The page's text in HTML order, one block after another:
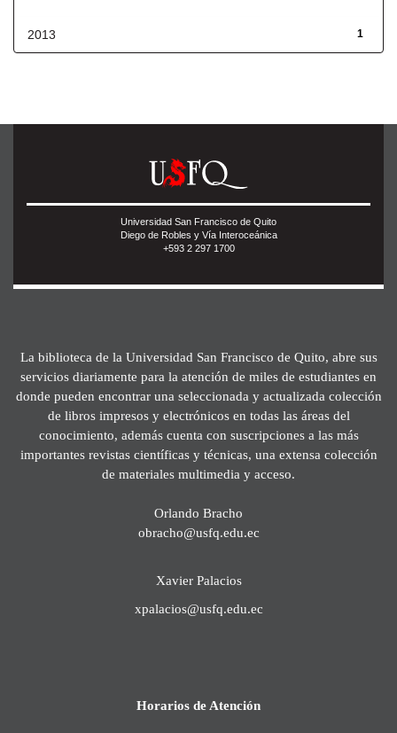
1
2013
Universidad San Francisco de Quito
Diego de Robles y Vía Interoceánica
+593 2 297 1700
La biblioteca de la Universidad San Francisco de Quito, abre sus
servicios diariamente para la atención de miles de estudiantes en
donde pueden encontrar una seleccionada y actualizada colección
de libros impresos y electrónicos en todas las áreas del
conocimiento, además cuenta con suscripciones a las más
importantes revistas científicas y técnicas, una extensa colección
de materiales multimedia y acceso.
Orlando Bracho
obracho@usfq.edu.ec
Xavier Palacios
xpalacios@usfq.edu.ec
Horarios de Atención